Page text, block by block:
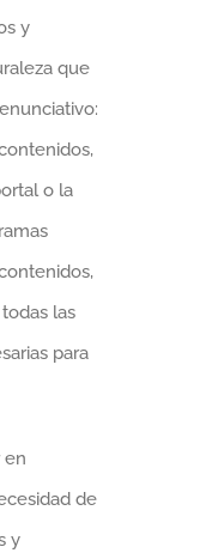
y
que
o la
las
para
en
de
y